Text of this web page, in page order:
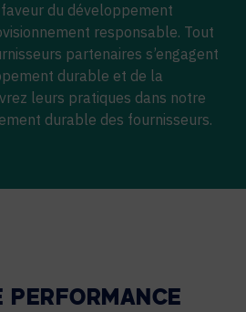
faveur du développement
responsable. Tout
partenaires s’engagent
durable et de la
leurs pratiques dans notre
durable des fournisseurs.
PERFORMANCE